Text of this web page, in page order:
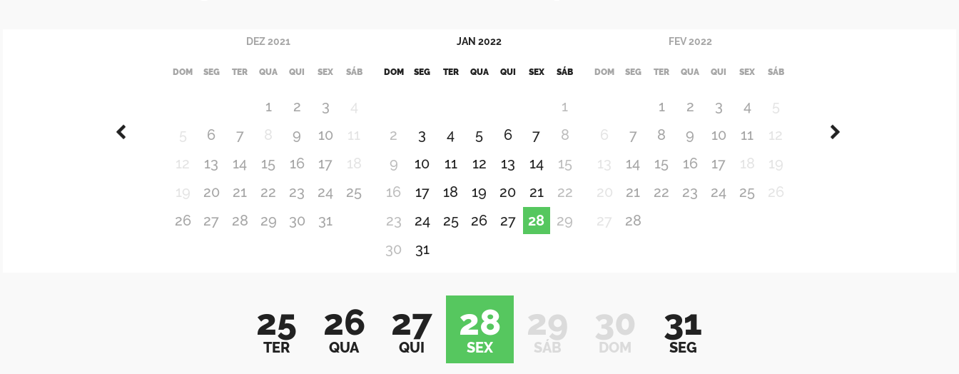
DEZ2021
DOM SEG TER QUA QUI SEX SÁB
1 2 3
4
5
6 7 8 9 10
11
12
13 14 15 16 17
18
19
20 21 22 23 24
25
26
27 28 29 30 31
JAN 2022
DOM SEG TER QUA QUI SEX SÁB
1
2
3 4 5 6 7
8
9
10 11 12 13 14
15
16
17 18 19 20 21
22
23
24 25 26 27 28
29
30
31
FEV 2022
DOM SEG TER QUA QUI SEX SÁB
1 2 3 4
5
6
7 8 9 10 11
12
13
14 15 16 17 18
19
20
21 22 23 24 25
26
27
28
25
TER
26
QUA
27
QUI
28
SEX
29
SÁB
30
DOM
31
SEG